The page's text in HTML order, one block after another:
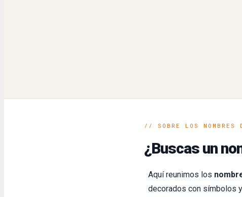
// SOBRE LOS NOMBRES
¿Buscas un
Aquí reunimos los
decorados con símbolos